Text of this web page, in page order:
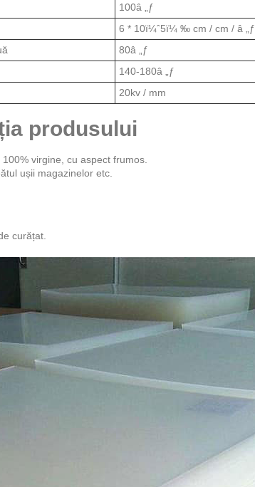
100â „ƒ
6 * 10ï¼ˆ5ï¼ ‰ cm / cm / â „ƒ
80â „ƒ
140-180â „ƒ
20kv / mm
produsului
virgine, cu aspect frumos.
ușii magazinelor etc.
curățat.